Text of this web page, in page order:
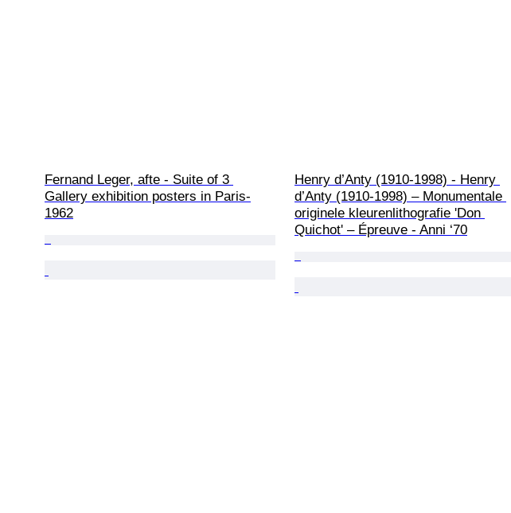
Fernand Leger, afte - Suite of 3
Gallery exhibition posters in Paris-
1962
Henry d’Anty (1910-1998) - Henry
d’Anty (1910-1998) – Monumentale
originele kleurenlithografie 'Don
Quichot' – Épreuve - Anni ‘70